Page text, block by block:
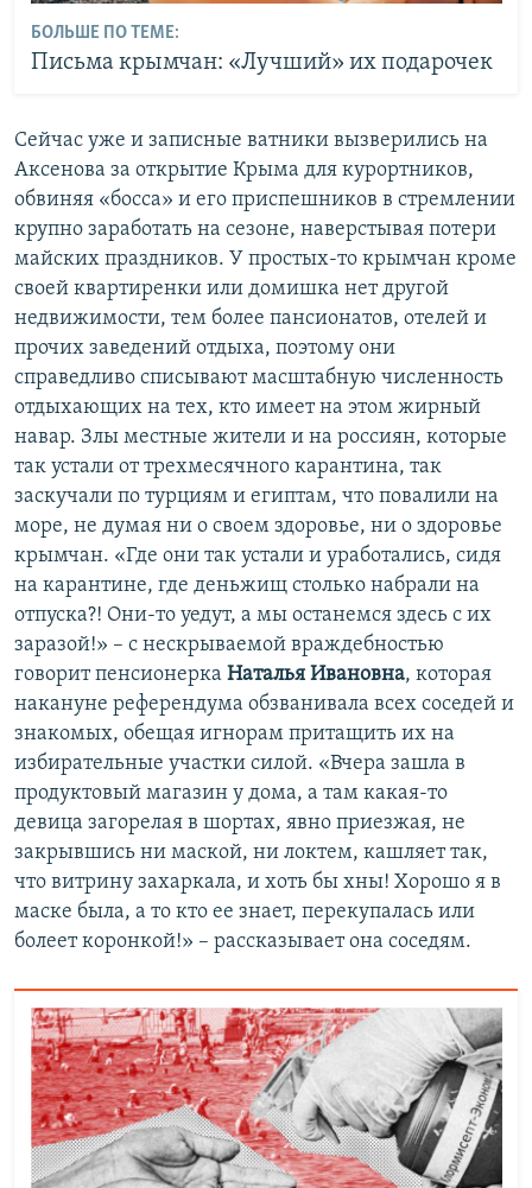
БОЛЬШЕ ПО ТЕМЕ:
Письма крымчан: «Лучший» их подарочек
Сейчас уже и записные ватники вызверились на
Аксенова за открытие Крыма для курортников,
обвиняя «босса» и его приспешников в стремлении
крупно заработать на сезоне, наверстывая потери
майских праздников. У простых-то крымчан кроме
своей квартиренки или домишка нет другой
недвижимости, тем более пансионатов, отелей и
прочих заведений отдыха, поэтому они
справедливо списывают масштабную численность
отдыхающих на тех, кто имеет на этом жирный
навар. Злы местные жители и на россиян, которые
так устали от трехмесячного карантина, так
заскучали по турциям и египтам, что повалили на
море, не думая ни о своем здоровье, ни о здоровье
крымчан. «Где они так устали и уработались, сидя
на карантине, где деньжищ столько набрали на
отпуска?! Они-то уедут, а мы останемся здесь с их
заразой!» – с нескрываемой враждебностью
говорит пенсионерка Наталья Ивановна, которая
накануне референдума обзванивала всех соседей и
знакомых, обещая игнорам притащить их на
избирательные участки силой. «Вчера зашла в
продуктовый магазин у дома, а там какая-то
девица загорелая в шортах, явно приезжая, не
закрывшись ни маской, ни локтем, кашляет так,
что витрину захаркала, и хоть бы хны! Хорошо я в
маске была, а то кто ее знает, перекупалась или
болеет коронкой!» – рассказывает она соседям.